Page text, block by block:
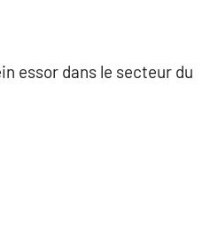
essor dans le secteur du